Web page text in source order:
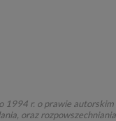
1994 r. o prawie
oraz